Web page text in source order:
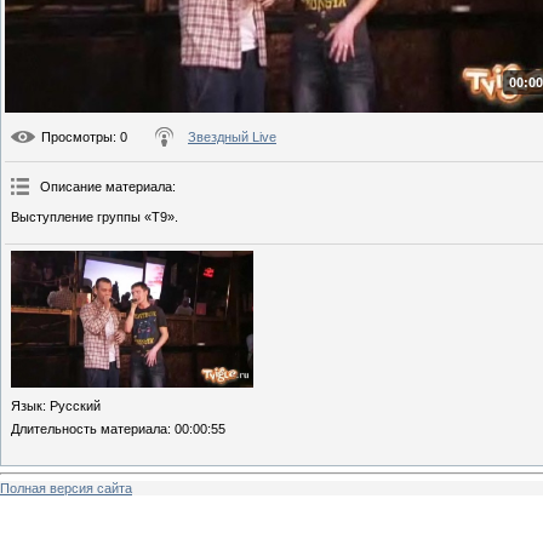
Просмотры: 0 Звездный Live
Описание материала:
Выступление группы «Т9».
Язык: Русский
Длительность материала: 00:00:55
Полная версия сайта